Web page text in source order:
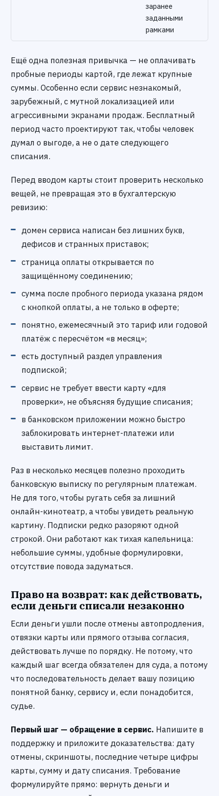
заранее
заданными
рамками
Ещё одна полезная привычка — не оплачивать
пробные периоды картой, где лежат крупные
суммы. Особенно если сервис незнакомый,
зарубежный, с мутной локализацией или
агрессивными экранами продаж. Бесплатный
период часто проектируют так, чтобы человек
думал о выгоде, а не о дате следующего
списания.
Перед вводом карты стоит проверить несколько
вещей, не превращая это в бухгалтерскую
ревизию:
домен сервиса написан без лишних букв,
дефисов и странных приставок;
страница оплаты открывается по
защищённому соединению;
сумма после пробного периода указана рядом
с кнопкой оплаты, а не только в оферте;
понятно, ежемесячный это тариф или годовой
платёж с пересчётом «в месяц»;
есть доступный раздел управления
подпиской;
сервис не требует ввести карту «для
проверки», не объясняя будущие списания;
в банковском приложении можно быстро
заблокировать интернет-платежи или
выставить лимит.
Раз в несколько месяцев полезно проходить
банковскую выписку по регулярным платежам.
Не для того, чтобы ругать себя за лишний
онлайн-кинотеатр, а чтобы увидеть реальную
картину. Подписки редко разоряют одной
строкой. Они работают как тихая капельница:
небольшие суммы, удобные формулировки,
отсутствие повода задуматься.
Право на возврат: как действовать,
если деньги списали незаконно
Если деньги ушли после отмены автопродления,
отвязки карты или прямого отзыва согласия,
действовать лучше по порядку. Не потому, что
каждый шаг всегда обязателен для суда, а потому
что последовательность делает вашу позицию
понятной банку, сервису и, если понадобится,
судье.
Первый шаг — обращение в сервис. Напишите в
поддержку и приложите доказательства: дату
отмены, скриншоты, последние четыре цифры
карты, сумму и дату списания. Требование
формулируйте прямо: вернуть деньги и